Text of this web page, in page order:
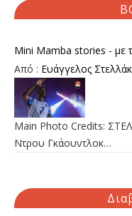
Mini Mamba stories - με
Από : Ευάγγελος
Main Photo Credits:
Ντρου Γκάουντλοκ…